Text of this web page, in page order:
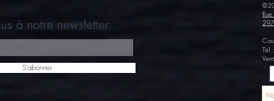
à notre newsletter
S'abonner